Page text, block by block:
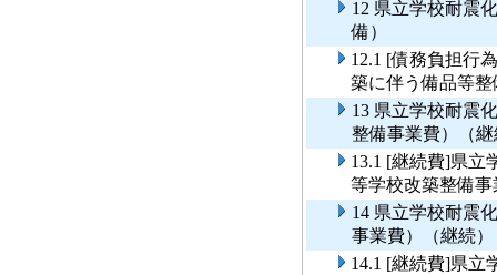
12 県立学校耐震
備）
12.1 [債務負担行
築に伴う備品等整
13 県立学校耐震
整備事業費）（
13.1 [継続費]県立
等学校改築整備
14 県立学校耐震
事業費）（継続）
14.1 [継続費]県立